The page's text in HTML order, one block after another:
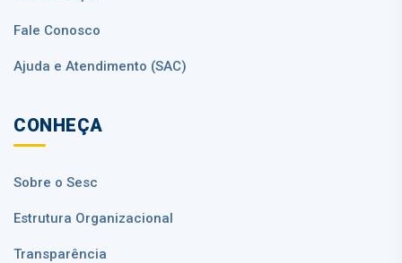
Fale Conosco
Ajuda e Atendimento (SAC)
CONHEÇA
Sobre o Sesc
Estrutura Organizacional
Transparência